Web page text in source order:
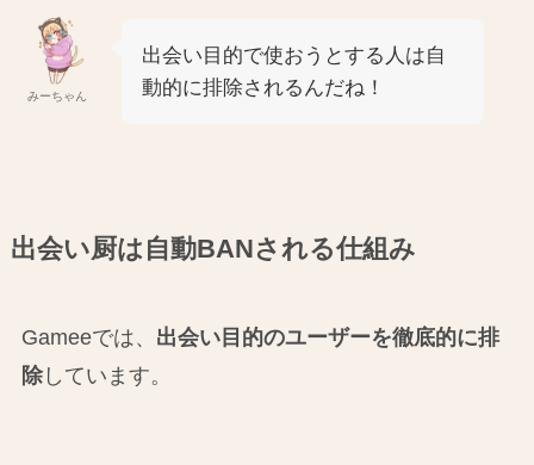
みーちゃん
出会い目的で使おうとする人は自
動的に排除されるんだね！
出会い厨は自動BANされる仕組み
Gameeでは、 出会い目的のユーザーを徹底的に排
除しています。